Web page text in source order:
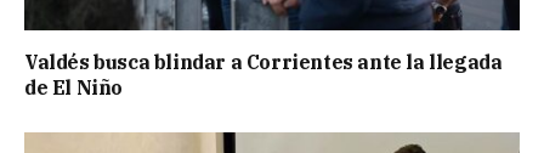
Valdés busca blindar a Corrientes ante la llegada
de El Niño